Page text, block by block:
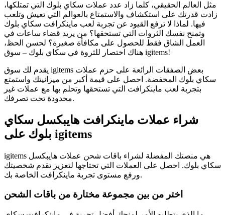
مثل العالم الحقيقي، كلما زاد عدد عملات سكاي بلوك التي تمتلكها،
زادت قدرتك على استكشاف والاستمتاع بالعوالم التي تعيش وتلعب
فيها. لماذا لا ترفع القيود عن تجربة لعب ماينكرافت سكاي بلوك
وتمنح نفسك الثروات التي تستحقها؟ من يريد قضاء ساعات في
العمل الشاق فقط للحصول على مكافأة صغيرة؟ لحسن الحظ،
هناك اختصار للثروة في سكاي بلوك – سوق igitems!
يقدم لك سوق igitems بعض الصفقات الرائعة على حزم عملات
سكاي بلوك المخفضة. احصل على قيمة أكبر من ميزانيتك واستمتع
بتجربة لعب ماينكرافت التي تستحقها وتحلم بها مع عملات غير
محدودة تحت تصرفك.
شراء عملات ماينكرافت هايبكسل سكاي
بلوك على igitems
igitems هي منصتك المفضلة لشراء باقات شحن عملات هايبكسل
سكاي بلوك. احصل على العملات التي تحتاجها لتعزيز تقدم شخصيتك
ورفع مستوى تجربة ماينكرافت الخاصة بك.
اختر من بين مجموعة مختارة من باقات الشحن